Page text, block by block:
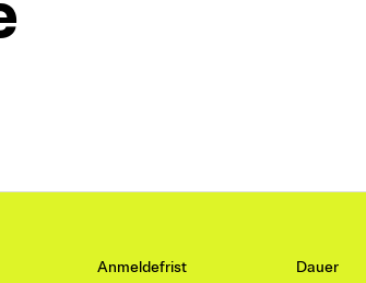
Anmeldefrist Dauer